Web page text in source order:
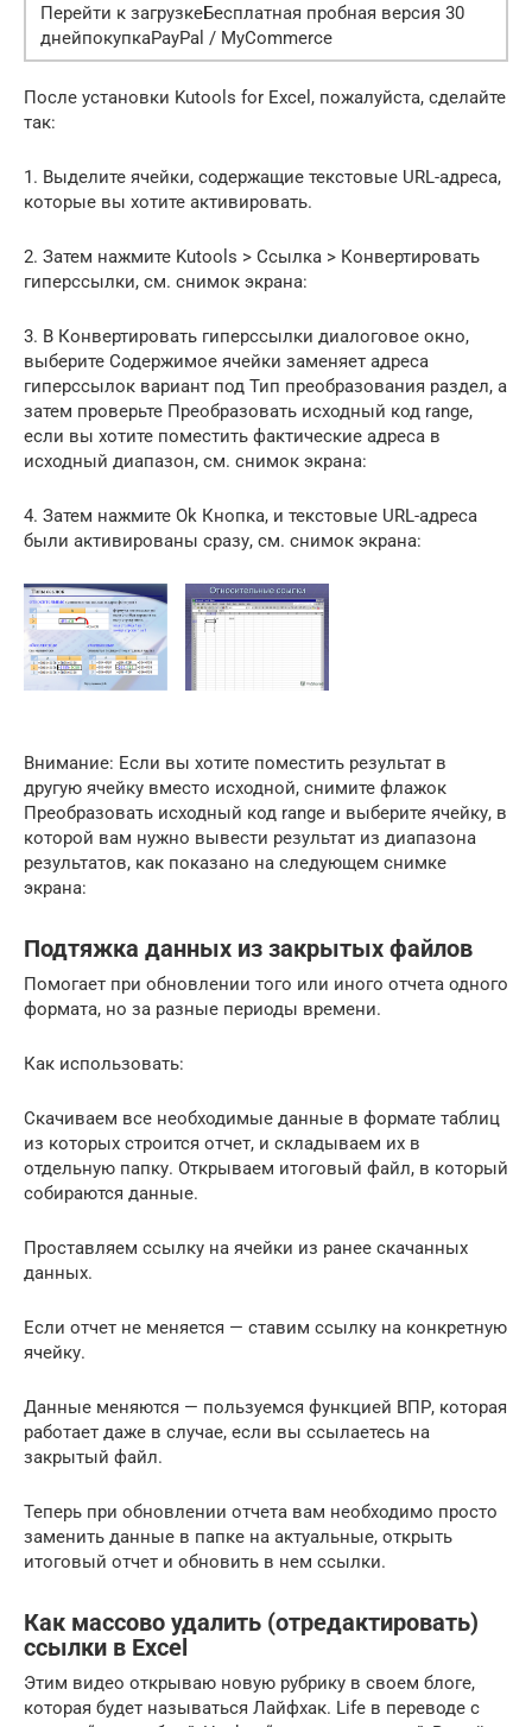
Перейти к загрузкеБесплатная пробная версия 30
днейпокупкаPayPal / MyCommerce
После установки Kutools for Excel, пожалуйста, сделайте
так:
1. Выделите ячейки, содержащие текстовые URL-адреса,
которые вы хотите активировать.
2. Затем нажмите Kutools > Ссылка > Конвертировать
гиперссылки, см. снимок экрана:
3. В Конвертировать гиперссылки диалоговое окно,
выберите Содержимое ячейки заменяет адреса
гиперссылок вариант под Тип преобразования раздел, а
затем проверьте Преобразовать исходный код range,
если вы хотите поместить фактические адреса в
исходный диапазон, см. снимок экрана:
4. Затем нажмите Ok Кнопка, и текстовые URL-адреса
были активированы сразу, см. снимок экрана:
Внимание: Если вы хотите поместить результат в
другую ячейку вместо исходной, снимите флажок
Преобразовать исходный код range и выберите ячейку, в
которой вам нужно вывести результат из диапазона
результатов, как показано на следующем снимке
экрана:
Подтяжка данных из закрытых файлов
Помогает при обновлении того или иного отчета одного
формата, но за разные периоды времени.
Как использовать:
Скачиваем все необходимые данные в формате таблиц
из которых строится отчет, и складываем их в
отдельную папку. Открываем итоговый файл, в который
собираются данные.
Проставляем ссылку на ячейки из ранее скачанных
данных.
Если отчет не меняется — ставим ссылку на конкретную
ячейку.
Данные меняются — пользуемся функцией ВПР, которая
работает даже в случае, если вы ссылаетесь на
закрытый файл.
Теперь при обновлении отчета вам необходимо просто
заменить данные в папке на актуальные, открыть
итоговый отчет и обновить в нем ссылки.
Как массово удалить (отредактировать)
ссылки в Excel
Этим видео открываю новую рубрику в своем блоге,
которая будет называться Лайфхак. Life в переводе с